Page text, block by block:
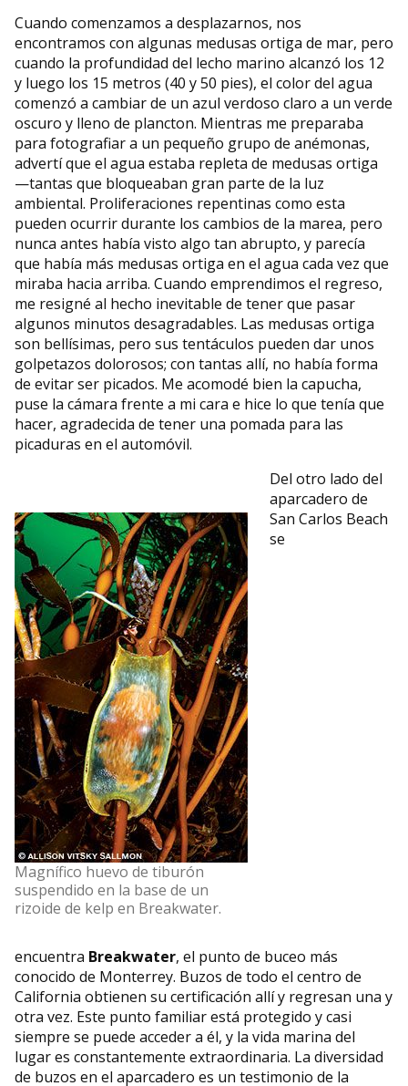
Cuando comenzamos a desplazarnos, nos
encontramos con algunas medusas ortiga de mar, pero
cuando la profundidad del lecho marino alcanzó los 12
y luego los 15 metros (40 y 50 pies), el color del agua
comenzó a cambiar de un azul verdoso claro a un verde
oscuro y lleno de plancton. Mientras me preparaba
para fotografiar a un pequeño grupo de anémonas,
advertí que el agua estaba repleta de medusas ortiga
—tantas que bloqueaban gran parte de la luz
ambiental. Proliferaciones repentinas como esta
pueden ocurrir durante los cambios de la marea, pero
nunca antes había visto algo tan abrupto, y parecía
que había más medusas ortiga en el agua cada vez que
miraba hacia arriba. Cuando emprendimos el regreso,
me resigné al hecho inevitable de tener que pasar
algunos minutos desagradables. Las medusas ortiga
son bellísimas, pero sus tentáculos pueden dar unos
golpetazos dolorosos; con tantas allí, no había forma
de evitar ser picados. Me acomodé bien la capucha,
puse la cámara frente a mi cara e hice lo que tenía que
hacer, agradecida de tener una pomada para las
picaduras en el automóvil.
Magnífico huevo de tiburón
suspendido en la base de un
rizoide de kelp en Breakwater.
Del otro lado del
aparcadero de
San Carlos Beach
se
encuentra Breakwater, el punto de buceo más
conocido de Monterrey. Buzos de todo el centro de
California obtienen su certificación allí y regresan una y
otra vez. Este punto familiar está protegido y casi
siempre se puede acceder a él, y la vida marina del
lugar es constantemente extraordinaria. La diversidad
de buzos en el aparcadero es un testimonio de la